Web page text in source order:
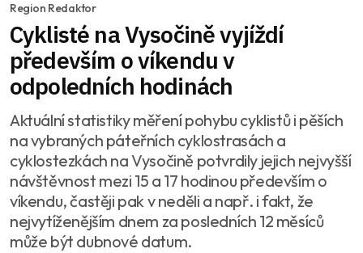
Region Redaktor
Cyklisté na Vysočině vyjíždí
především o víkendu v
odpoledních hodinách
Aktuální statistiky měření pohybu cyklistů i pěších
na vybraných páteřních cyklostrasách a
cyklostezkách na Vysočině potvrdily jejich nejvyšší
návštěvnost mezi 15 a 17 hodinou především o
víkendu, častěji pak v neděli a např. i fakt, že
nejvytíženějším dnem za posledních 12 měsíců
může být dubnové datum.